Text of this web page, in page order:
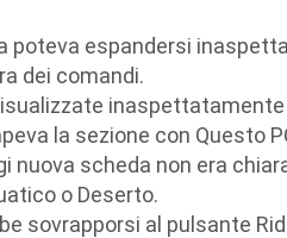
poteva espandersi
dei comandi.
inaspettatamente
la sezione con Questo
nuova scheda non era
o Deserto.
sovrapporsi al pulsante